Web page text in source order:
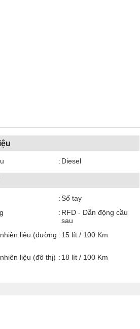
Diesel
Số tay
RFD - Dẫn động cầu
sau
liệu (đường
15 lít / 100 Km
liệu (đô thị) 18 lít / 100 Km